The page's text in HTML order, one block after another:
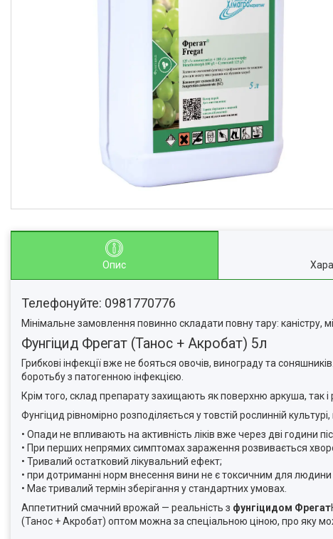
Опис
Телефонуйте: 0981770776
Мінімальне замовлення повинно складати повну тару: каністру,
Фунгіцид Фрегат (Танос + Акробат) 5л
Грибкові інфекції вже не бояться овочів, винограду та
боротьбу з патогенною інфекцією.
Крім того, склад препарату захищають як поверхню аркуша, так і
Фунгіцид рівномірно розподіляється у товстій рослинній
• Опади не впливають на активність ліків вже через дві години
• При перших непрямих симптомах зараження розвивається
• Тривалий остатковий лікувальний ефект;
• при дотриманні норм внесення вини не є токсичним для
• Має тривалий термін зберігання у стандартних умовах.
Аппетитний смачний врожай — реальність з фунгіцидом Фрегат
(Танос + Акробат) оптом можна за спеціальною ціною, про яку